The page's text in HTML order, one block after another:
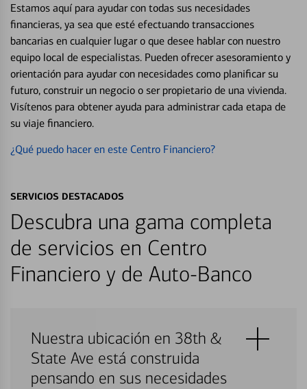
Estamos aquí para ayudar con todas sus necesidades
financieras, ya sea que esté efectuando transacciones
bancarias en cualquier lugar o que desee hablar con nuestro
equipo local de especialistas. Pueden ofrecer asesoramiento y
orientación para ayudar con necesidades como planificar su
futuro, construir un negocio o ser propietario de una vivienda.
Visítenos para obtener ayuda para administrar cada etapa de
su viaje financiero.
¿Qué puedo hacer en este Centro Financiero?
SERVICIOS DESTACADOS
Descubra una gama completa
de servicios en Centro
Financiero y de Auto-Banco
Nuestra ubicación en 38th &
State Ave está construida
pensando en sus necesidades